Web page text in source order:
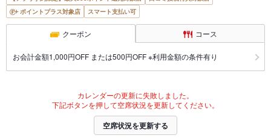
ポイントプラス対象店
スマート支払い可
クーポン コース
お会計金額1,000円OFF または500円OFF ※利用金額の条件有り
カレンダーの更新に失敗しました。
下記ボタンを押して空席状況を更新してください。
空席状況を更新する